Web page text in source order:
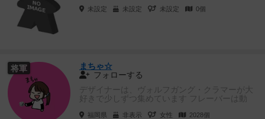
未設定 未設定 未設定 0個
将軍
まちゃ☆
フォローする
デザイナーは、ヴォルフガング・クラマーが大
好きで少しずつ集めています フレーバーは動
福岡県 非表示 女性 2028個